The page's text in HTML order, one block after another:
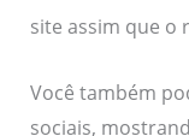
site assim que o
Você também
sociais,